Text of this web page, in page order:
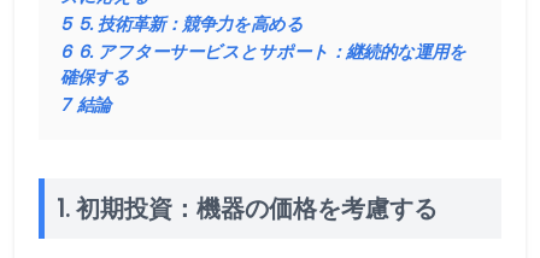
5 5. 技術革新：競争力を高める
6 6. アフターサービスとサポート：継続的な運用を
確保する
7 結論
1. 初期投資：機器の価格を考慮する